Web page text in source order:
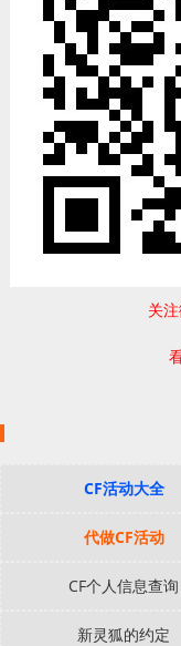
关
CF活动大全
代做CF活动
CF个人信息查询
新灵狐的约定